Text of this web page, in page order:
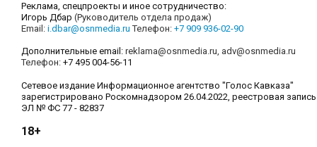
Реклама, спецпроекты и иное сотрудничество:
Игорь Дбар (Руководитель отдела продаж)
Email: i.dbar@osnmedia.ru Телефон: +7 909 936-02-90
Дополнительные email: reklama@osnmedia.ru, adv@osnmedia.ru
Телефон: +7 495 004-56-11
Сетевое издание Информационное агентство "Голос Кавказа"
зарегистрировано Роскомнадзором 26.04.2022, реестровая запись
ЭЛ № ФС 77 - 82837
18+